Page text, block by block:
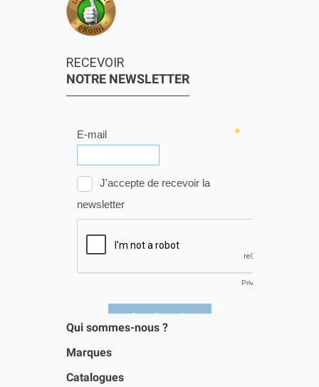
RECEVOIR
NOTRE NEWSLETTER
Qui sommes-nous ?
Marques
Catalogues